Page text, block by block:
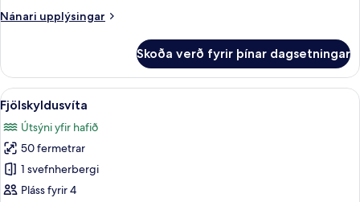
Nánari upplýsingar
Nánari
herbergi
sjávarsýn
Skoða verð fyrir þínar dagsetningar
Skoða
allar
myndir
fyrir
Fjölskyldusvíta
8
Fjölskyldusvíta
Útsýni yfir hafið
50 fermetrar
1 svefnherbergi
Pláss fyrir 4